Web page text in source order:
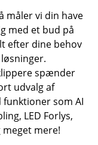
måler vi din have
med et bud på
efter dine behov
spænder
udvalg af
som AI
LED Forlys,
mere!